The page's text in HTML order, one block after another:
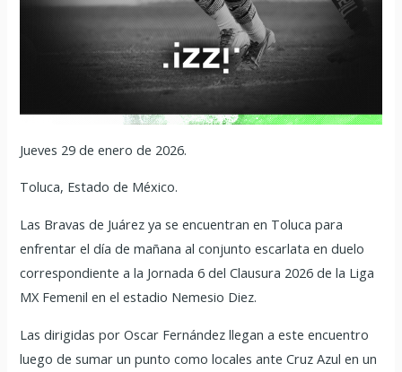
Jueves 29 de enero de 2026.
Toluca, Estado de México.
Las Bravas de Juárez ya se encuentran en Toluca para
enfrentar el día de mañana al conjunto escarlata en duelo
correspondiente a la Jornada 6 del Clausura 2026 de la Liga
MX Femenil en el estadio Nemesio Diez.
Las dirigidas por Oscar Fernández llegan a este encuentro
luego de sumar un punto como locales ante Cruz Azul en un